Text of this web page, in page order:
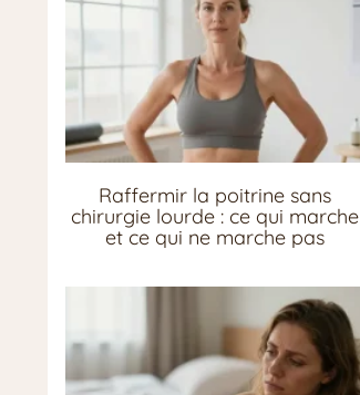
Raffermir la poitrine sans
chirurgie lourde : ce qui marche
et ce qui ne marche pas